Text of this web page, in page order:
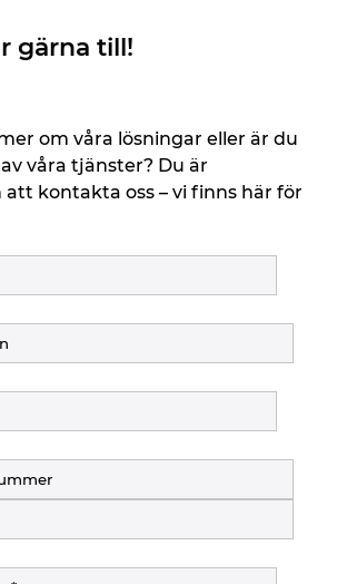
gärna till!
om våra lösningar eller är du
våra tjänster? Du är
kontakta oss – vi finns här för